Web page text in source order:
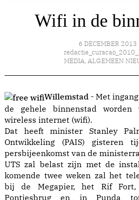
Wifi in de
6 DECEMBER 2013
MEDIA, ALGEMEEN
Willemstad - Met
de gehele binnenstad worden
wireless internet (wifi).
Dat heeft minister Stanley
Ontwikkeling (PAIS) gisteren
persbijeenkomst van de
UTS zal belast zijn met de
komende twee weken zal het
bij de Megapier, het Rif
Pontjesbrug en in Punda